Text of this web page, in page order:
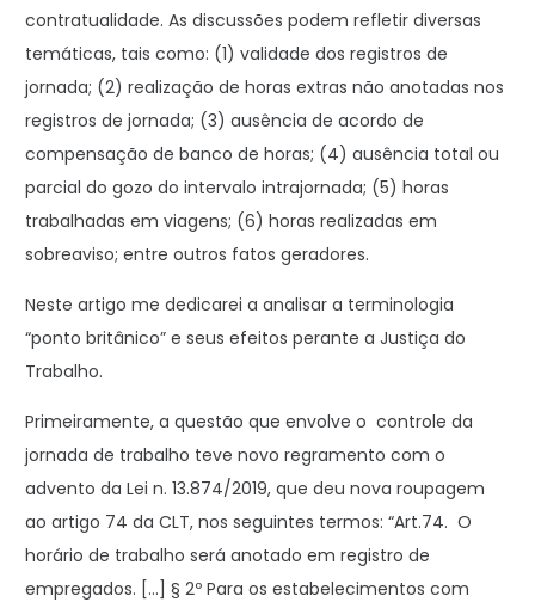
contratualidade. As discussões podem refletir diversas
temáticas, tais como: (1) validade dos registros de
jornada; (2) realização de horas extras não anotadas nos
registros de jornada; (3) ausência de acordo de
compensação de banco de horas; (4) ausência total ou
parcial do gozo do intervalo intrajornada; (5) horas
trabalhadas em viagens; (6) horas realizadas em
sobreaviso; entre outros fatos geradores.
Neste artigo me dedicarei a analisar a terminologia
“ponto britânico” e seus efeitos perante a Justiça do
Trabalho.
Primeiramente, a questão que envolve o controle da
jornada de trabalho teve novo regramento com o
advento da Lei n. 13.874/2019, que deu nova roupagem
ao artigo 74 da CLT, nos seguintes termos: “Art.74. O
horário de trabalho será anotado em registro de
empregados. […] § 2º Para os estabelecimentos com